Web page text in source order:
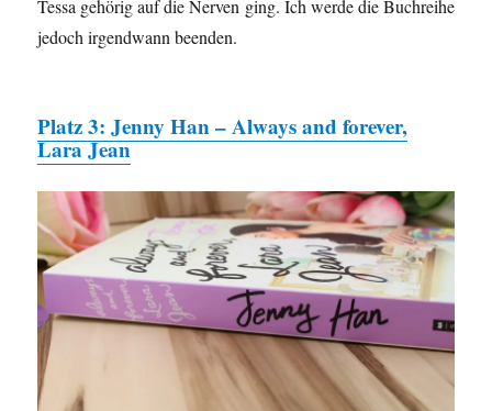
Tessa gehörig auf die Nerven ging. Ich werde die Buchreihe
jedoch irgendwann beenden.
Platz 3: Jenny Han – Always and forever,
Lara Jean